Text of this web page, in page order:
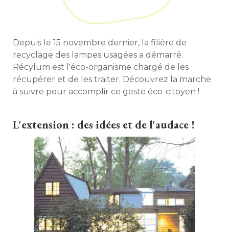
Depuis le 15 novembre dernier, la filière de
recyclage des lampes usagées a démarré.
Récylum est l'éco-organisme chargé de les
récupérer et de les traiter. Découvrez la marche
à suivre pour accomplir ce geste éco-citoyen !
L'extension : des idées et de l'audace !